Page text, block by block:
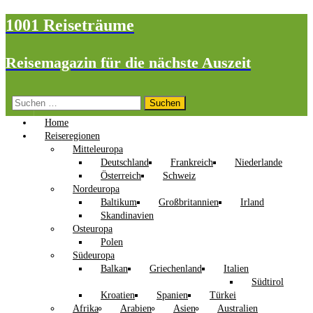
1001 Reiseträume
Reisemagazin für die nächste Auszeit
Suchen
nach:
Home
Reiseregionen
Mitteleuropa
Deutschland
Frankreich
Niederlande
Österreich
Schweiz
Nordeuropa
Baltikum
Großbritannien
Irland
Skandinavien
Osteuropa
Polen
Südeuropa
Balkan
Griechenland
Italien
Südtirol
Kroatien
Spanien
Türkei
Afrika
Arabien Asien Australien